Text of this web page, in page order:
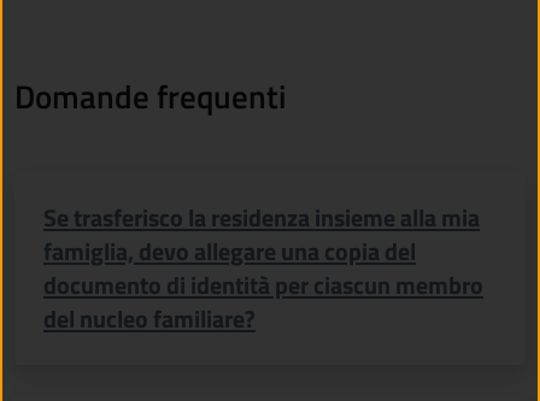
Domande frequenti
Se trasferisco la residenza insieme alla mia
famiglia, devo allegare una copia del
documento di identità per ciascun membro
del nucleo familiare?